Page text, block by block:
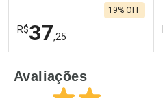
R$37,25
19% OFF
Avaliações